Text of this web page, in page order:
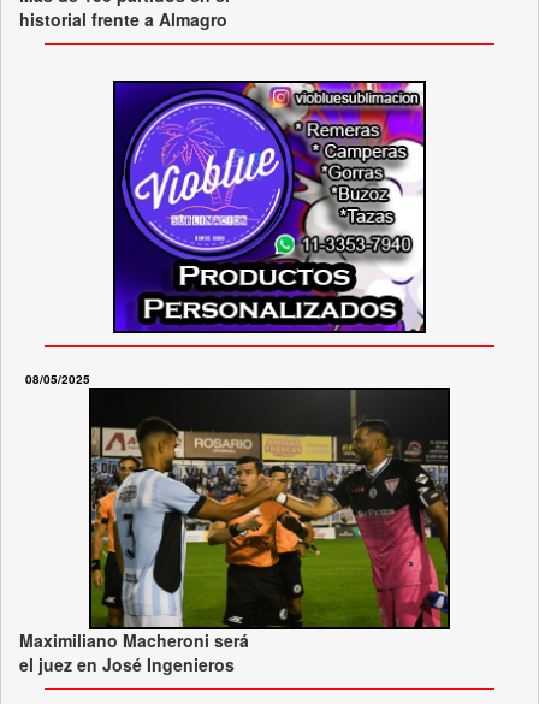
historial frente a Almagro
08/05/2025
Maximiliano Macheroni será
el juez en José Ingenieros